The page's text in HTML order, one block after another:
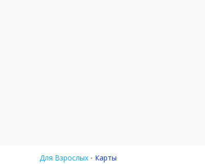
Для Взрослых • Карты